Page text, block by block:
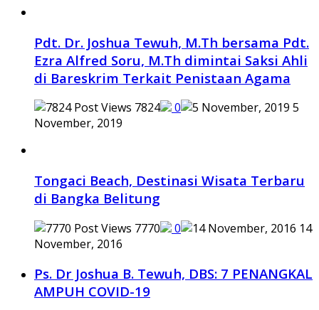
Pdt. Dr. Joshua Tewuh, M.Th bersama Pdt.
Ezra Alfred Soru, M.Th dimintai Saksi Ahli
di Bareskrim Terkait Penistaan Agama
7824 0
5
November, 2019
Tongaci Beach, Destinasi Wisata Terbaru
di Bangka Belitung
7770 0
14
November, 2016
Ps. Dr Joshua B. Tewuh, DBS: 7 PENANGKAL
AMPUH COVID-19